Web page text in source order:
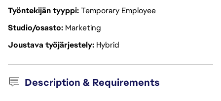
Työntekijän tyyppiTemporary Employee
Studio/osasto Marketing
Joustava työjärjestely Hybrid
Description & Requirements